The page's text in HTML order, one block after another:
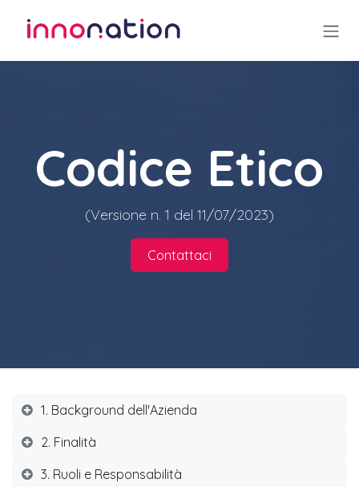
Codice Etico
(Versione n. 1 del 11/07/2023)
Contattaci
1. Background dell'Azienda
2. Finalità
3. Ruoli e Responsabilità